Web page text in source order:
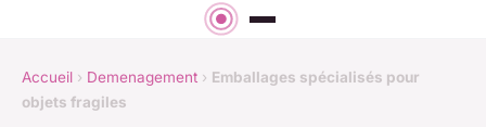
Accueil › Demenagement › Emballages spécialisés pour
objets fragiles